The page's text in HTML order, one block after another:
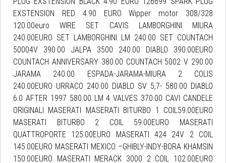
EXSTENSION RED 4.90 EURO Wipper motor 308/328
120.00euro WIRE SET CAVIS LAMBORGHINI MIURA
240.00EURO SET LAMBORGHINI LM 240.00 SET COUNTACH
50004V 390.00 JALPA 3500 240.00 DIABLO 390.00EURO
COUNTACH ANNIVERSARY 380.00 COUNTACH 5002 V 290.00
JARAMA 240.00 ESPADA-JARAMA-MIURA 2 COLIS
240.00EURO URRACO 240.00 DIABLO SV 5,7- 580.00 DIABLO
6.0 AFTER 1997 580.00 LM 4 VALVES 370.00 CAVI CANDELE
ORIGINALI MASERATI MASERATI BITURBO 1 COIL59.00EURO
MASERATI BITURBO 2 COIL 59.00EURO MASERATI
QUATTROPORTE 125.00EURO MASERATI 424 24V 2 COIL
145.00EURO MASERATI MEXICO –GHIBLY-INDY-BORA KHAMSIN
150.00EURO MASERATI MERACK 3000 2 COIL 102.00EURO